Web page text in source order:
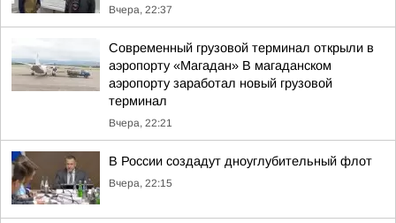
Вчера, 22:37
Современный грузовой терминал открыли в
аэропорту «Магадан» В магаданском
аэропорту заработал новый грузовой
терминал
Вчера, 22:21
В России создадут дноуглубительный флот
Вчера, 22:15